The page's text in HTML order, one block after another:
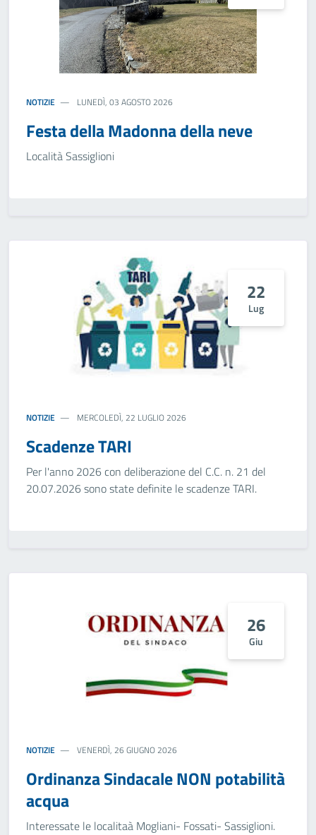
NOTIZIE LUNEDÌ, 03 AGOSTO 2026
Festa della Madonna della neve
Località Sassiglioni
22
Lug
NOTIZIE MERCOLEDÌ, 22 LUGLIO 2026
Scadenze TARI
Per l'anno 2026 con deliberazione del C.C. n. 21 del
20.07.2026 sono state definite le scadenze TARI.
26
Giu
NOTIZIE VENERDÌ, 26 GIUGNO 2026
Ordinanza Sindacale NON potabilità
acqua
Interessate le localitaà Mogliani- Fossati- Sassiglioni.